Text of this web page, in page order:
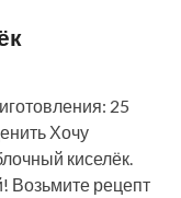
25
Хочу
киселёк.
Возьмите рецепт